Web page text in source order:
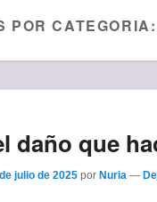
POR CATEGORIA:
daño que
julio de 2025 por Nuria —